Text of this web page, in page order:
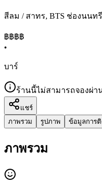
สีลม / สาทร, BTS ช่องนนทรี
฿฿฿฿
•
บาร์
ร้านนี้ไม่สามารถจองผ่า
แชร์
ภาพรวม
รูปภาพ ข้อมูลการ
ภาพรวม